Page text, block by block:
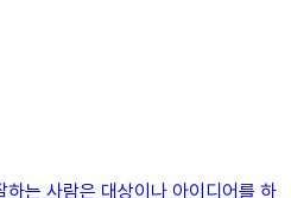
는 사람은 대상이나 아이디어를 하